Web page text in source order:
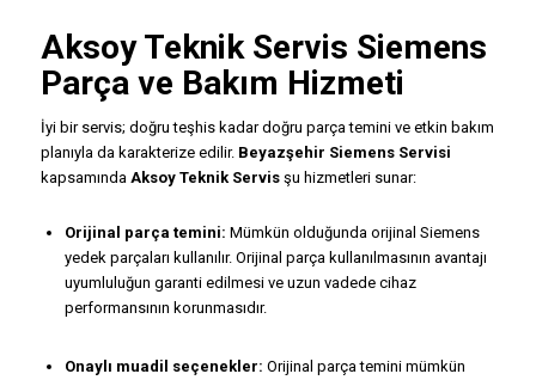
Aksoy Teknik Servis Siemens
Parça ve Bakım Hizmeti
İyi bir servis; doğru teşhis kadar doğru parça temini ve etkin bakım
planıyla da karakterize edilir. Beyazşehir Siemens Servisi
kapsamında Aksoy Teknik Servisşu hizmetleri sunar:
Orijinal parça temini: Mümkün olduğunda orijinal Siemens
yedek parçaları kullanılır. Orijinal parça kullanılmasının avantajı
uyumluluğun garanti edilmesi ve uzun vadede cihaz
performansının korunmasıdır.
Onaylı muadil seçenekler: Orijinal parça temini mümkün